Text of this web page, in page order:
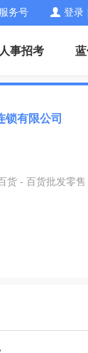
服务号 登录
人事招考
锁有限公司
货 - 百货批发零售